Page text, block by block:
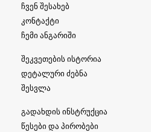
ჩვენ შესახებ
კონტაქტი
ჩემი ანგარიში
შეკვეთების ისტორია
დეტალური ძებნა
შესვლა
გადახდის ინსტრუქცია
წესები და პირობები